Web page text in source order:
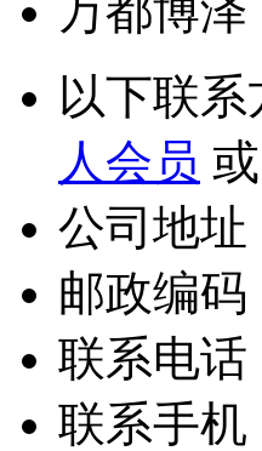
万都博泽
以下联
人会员 或
公司地
邮政编
联系电
联系手